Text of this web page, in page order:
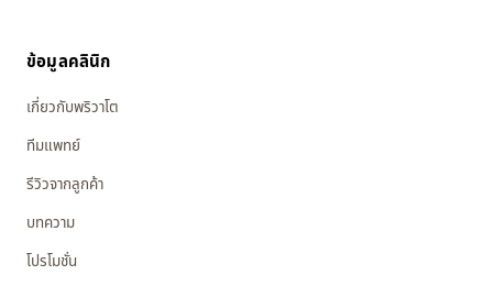
ข้อมูลคลินิก
เกี่ยวกับพริวาโต
ทีมแพทย์
รีวิวจากลูกค้า
บทความ
โปรโมชั่น